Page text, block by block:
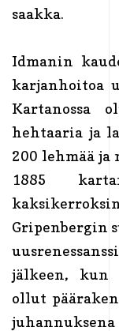
saakka.
Idmanin
karjanhoitoa
Kartanossa
hehtaaria ja
200 lehmää ja
1885
Gripenbergin
jälkeen, kun
ollut